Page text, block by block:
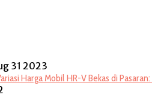
31 2023
Harga Mobil HR-V Bekas di